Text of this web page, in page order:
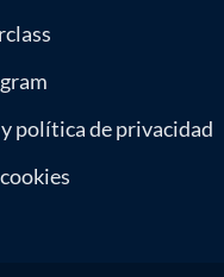
política de privacidad